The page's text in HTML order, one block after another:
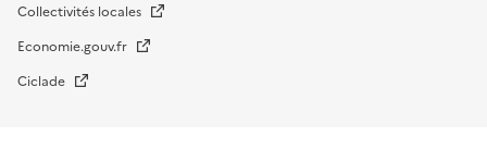
Collectivités locales
Economie.gouv.fr
Ciclade